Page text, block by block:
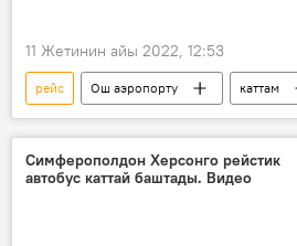
11 Жетинин айы 2022, 12:53
рейс Ош аэропорту каттам
Симферополдон Херсонго рейстик
автобус каттай баштады. Видео